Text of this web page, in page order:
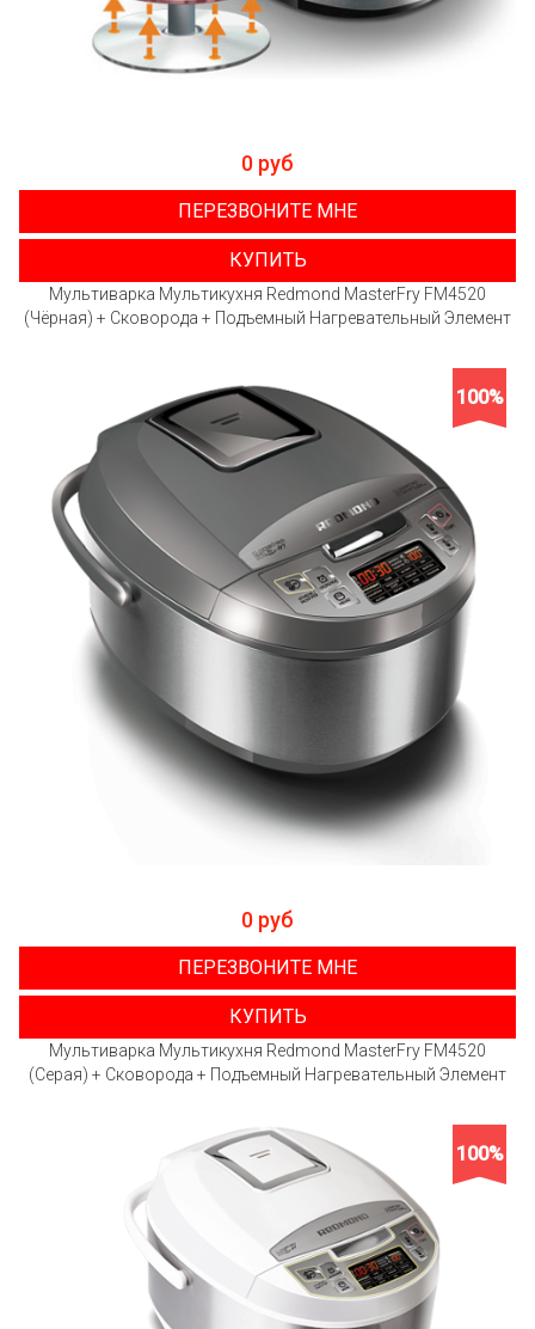
0 руб
ПЕРЕЗВОНИТЕ МНЕ
КУПИТЬ
Мультиварка Мультикухня Redmond MasterFry FM4520
(Чёрная) + Сковорода + Подъемный Нагревательный Элемент
100%
0 руб
ПЕРЕЗВОНИТЕ МНЕ
КУПИТЬ
Мультиварка Мультикухня Redmond MasterFry FM4520
(Серая) + Сковорода + Подъемный Нагревательный Элемент
100%